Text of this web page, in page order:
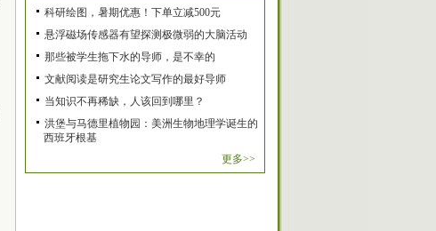
科研绘图，暑期优惠！下单立减500元
悬浮磁场传感器有望探测极微弱的大脑活动
那些被学生拖下水的导师，是不幸的
文献阅读是研究生论文写作的最好导师
当知识不再稀缺，人该回到哪里？
洪堡与马德里植物园：美洲生物地理学诞生的
西班牙根基
更多>>